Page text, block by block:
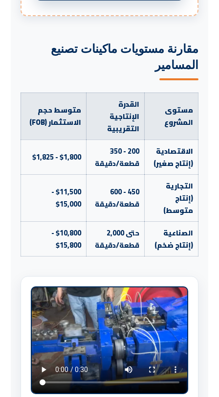
مقارنة مستويات ماكينات تصنيع
المسامير
مستوى
المشروع
القدرة
الإنتاجية
التقريبية
متوسط حجم
الاستثمار (FOB)
الاقتصادية
(إنتاج صغير)
200 - 350
قطعة/دقيقة
$1,800 - $1,825
التجارية
(إنتاج
متوسط)
450 - 600
قطعة/دقيقة
$11,500 -
$15,000
الصناعية
(إنتاج ضخم)
حتى 2,000
قطعة/دقيقة
$10,800 -
$15,800